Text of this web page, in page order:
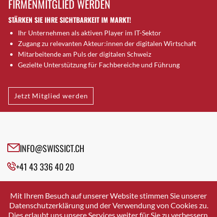
Brugg AG
Brütten
Bubendorf
Bubikon
Buchs (SG)
Bäretswil
Bülach
Cazis
Crissier
Davos Platz
Dierikon
Dietikon
FIRMENMITGLIED WERDEN
STÄRKEN SIE IHRE SICHTBARKEIT IM MARKT!
Ihr Unternehmen als aktiven Player im IT-Sektor
Zugang zu relevanten Akteur:innen der digitalen Wirtschaft
Mitarbeitende am Puls der digitalen Schweiz
Gezielte Unterstützung für Fachbereiche und Führung
Jetzt Mitglied werden
INFO@SWISSICT.CH
+41 43 336 40 20
SWISSICT
VULKANSTRASSE 120
8048 ZURICH
Mit Ihrem Besuch auf unserer Website stimmen Sie unserer
Datenschutzerklärung und der Verwendung von Cookies zu.
Dies erlaubt uns unsere Services weiter für Sie zu verbessern.